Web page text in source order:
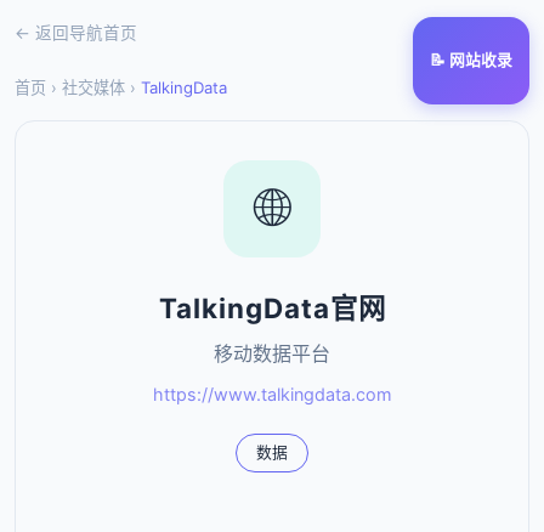
📝 网站收录
← 返回导航首页
首页 › 社交媒体 › TalkingData
🌐
TalkingData官网
移动数据平台
https://www.talkingdata.com
数据